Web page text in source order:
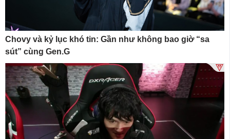
Chovy và kỷ lục khó tin: Gần như không bao giờ “sa
sút” cùng Gen.G